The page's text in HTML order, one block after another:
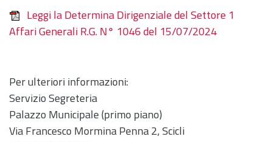
Leggi la Determina Dirigenziale del Settore 1
Affari Generali R.G. N° 1046 del 15/07/2024
Per ulteriori informazioni:
Servizio Segreteria
Palazzo Municipale (primo piano)
Via Francesco Mormina Penna 2, Scicli